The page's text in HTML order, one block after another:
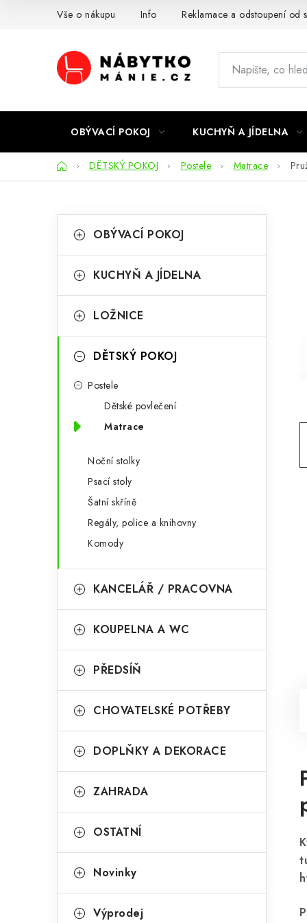
Vše o nákupu Info Reklamace a odstoupení od
OBÝVACÍ POKOJ KUCHYŇ A JÍDELNA
DomůDĚTSKÝ POKOJ Postele Matrace
o
t
r
l
kategorie
a
e
o
OBÝVACÍ POKOJ
KUCHYŇ A JÍDELNA
LOŽNICE
DĚTSKÝ POKOJ
Postele
Dětské povlečení
Matrace
Noční stolky
Psací stoly
Šatní skříně
Regály, police a knihovny
Komody
KANCELÁŘ / PRACOVNA
KOUPELNA A WC
PŘEDSÍŇ
CHOVATELSKÉ POTŘEBY
DOPLŇKY A DEKORACE
ZAHRADA
OSTATNÍ
Novinky
Výprodej